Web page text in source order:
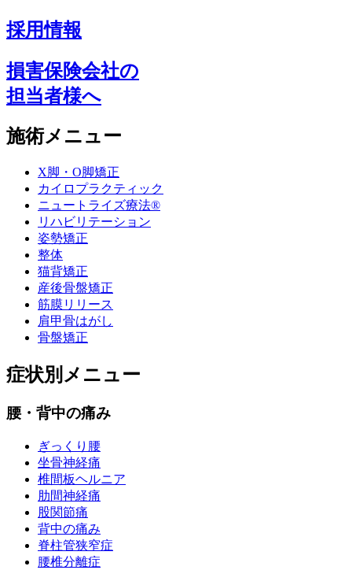
採用情報
損害保険会社の
担当者様へ
施術メニュー
X脚・O脚矯正
カイロプラクティック
ニュートライズ療法®
リハビリテーション
姿勢矯正
整体
猫背矯正
産後骨盤矯正
筋膜リリース
肩甲骨はがし
骨盤矯正
症状別メニュー
腰・背中の痛み
ぎっくり腰
坐骨神経痛
椎間板ヘルニア
肋間神経痛
股関節痛
背中の痛み
脊柱管狭窄症
腰椎分離症